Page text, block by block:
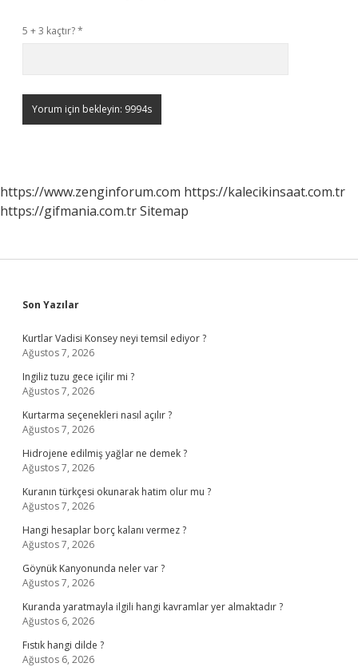
5 + 3 kaçtır?*
https://www.zenginforum.com https://kalecikinsaat.com.tr
https://gifmania.com.trSitemap
Sidebar
Son Yazılar
Kurtlar Vadisi Konsey neyi temsil ediyor ?
Ağustos 7, 2026
Ingiliz tuzu gece içilir mi ?
Ağustos 7, 2026
Kurtarma seçenekleri nasıl açılır ?
Ağustos 7, 2026
Hidrojene edilmiş yağlar ne demek ?
Ağustos 7, 2026
Kuranın türkçesi okunarak hatim olur mu ?
Ağustos 7, 2026
Hangi hesaplar borç kalanı vermez ?
Ağustos 7, 2026
Göynük Kanyonunda neler var ?
Ağustos 7, 2026
Kuranda yaratmayla ilgili hangi kavramlar yer almaktadır ?
Ağustos 6, 2026
Fıstık hangi dilde ?
Ağustos 6, 2026